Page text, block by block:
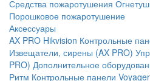
Средства пожаротушения
Порошковое пожаротушение
Аксессуары
AX PRO Hikvision Контрольные
Извещатели, сирены (AX PRO)
PRO) Дополнительное
Ритм Контрольные панели Voyager